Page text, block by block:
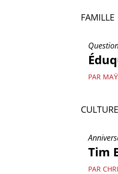
FAMILLE
PAR
CULTURE
Tim
PAR